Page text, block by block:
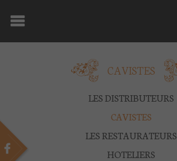
DOMAINE
OENOTOURISME
VINS
BOUTIQUE
MULTIMEDIA
CAVISTES
LES DISTRIBUTEURS
CAVISTES
LES RESTAURATEURS
HOTELIERS